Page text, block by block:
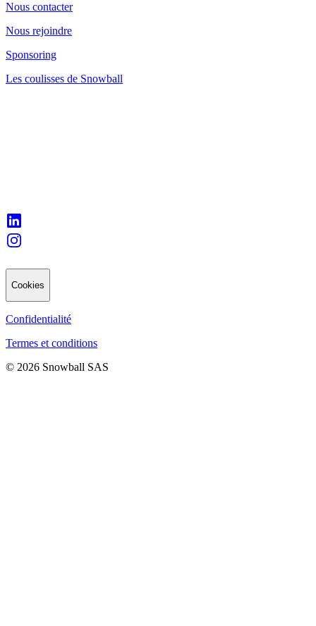
Nous contacter
Nous rejoindre
Sponsoring
Les coulisses de Snowball
Cookies
Confidentialité
Termes et conditions
© 2026 Snowball SAS